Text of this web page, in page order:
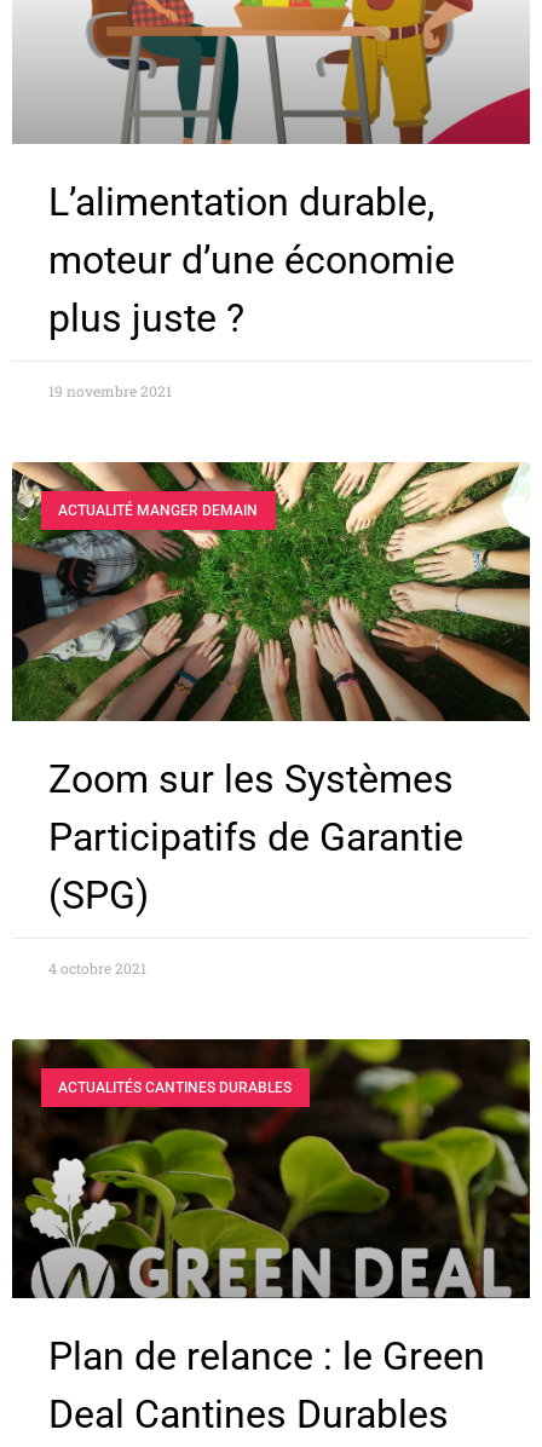
L’alimentation durable,
moteur d’une économie
plus juste ?
19 novembre 2021
ACTUALITÉ MANGER DEMAIN
Zoom sur les Systèmes
Participatifs de Garantie
(SPG)
4 octobre 2021
ACTUALITÉS CANTINES DURABLES
Plan de relance : le Green
Deal Cantines Durables